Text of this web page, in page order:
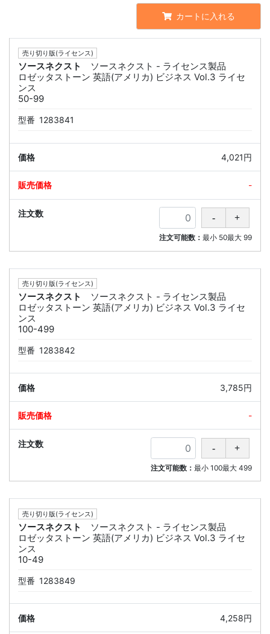
カートに入れる
売り切り版(ライセンス)
ソースネクスト
ソースネクスト - ライセンス製品
ロゼッタストーン 英語(アメリカ) ビジネス Vol.3 ライセ
ンス
50-99
型番 1283841
4,021円
-
注文可能数： 最小 50最大 99
売り切り版(ライセンス)
ソースネクスト
ソースネクスト - ライセンス製品
ロゼッタストーン 英語(アメリカ) ビジネス Vol.3 ライセ
ンス
100-499
型番 1283842
3,785円
-
注文可能数： 最小 100最大 499
売り切り版(ライセンス)
ソースネクスト
ソースネクスト - ライセンス製品
ロゼッタストーン 英語(アメリカ) ビジネス Vol.3 ライセ
ンス
10-49
型番 1283849
4,258円